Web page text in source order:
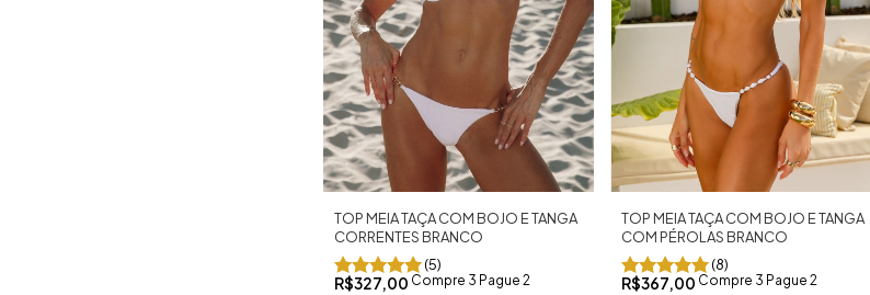
TOP MEIA TAÇA COM BOJO E TANGA
CORRENTES BRANCO
(5)
R$327,00 Compre 3 Pague 2
TOP MEIA TAÇA COM BOJO E TANGA
COM PÉROLAS BRANCO
(8)
R$367,00 Compre 3 Pague 2